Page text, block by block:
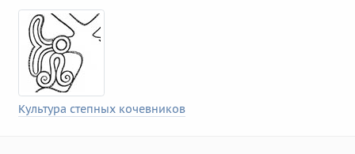
Культура степных кочевников